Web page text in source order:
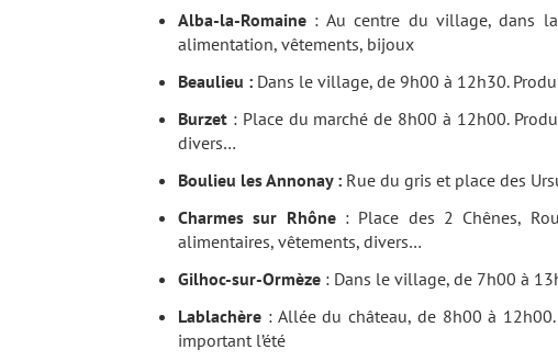
Alba-la-Romaine : Au centre du village, dans
alimentation, vêtements, bijoux
Beaulieu : Dans le village, de 9h00 à 12h30.
Burzet : Place du marché de 8h00 à 12h00.
divers…
Boulieu les Annonay : Rue du gris et place des
Charmes sur Rhône: Place des 2 Chênes,
alimentaires, vêtements, divers…
Gilhoc-sur-Ormèze : Dans le village, de 7h00 à
Lablachère : Allée du château, de 8h00 à
important l’été